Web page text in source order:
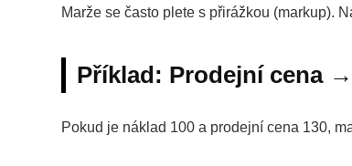
Marže se často plete s přirážkou (markup).
Příklad: Prodejní cena
Pokud je náklad 100 a prodejní cena 130,